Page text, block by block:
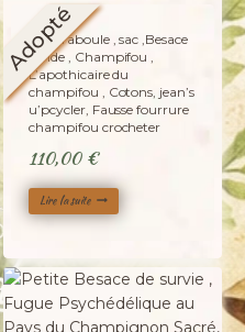
Adopté
La caraboule , sac ,Besace
ronde , Champifou ,
L’apothicaire du
champifou , Cotons, jean’s
u’pcycler, Fausse fourrure
champifou crocheter
110,00 €
Lire la suite